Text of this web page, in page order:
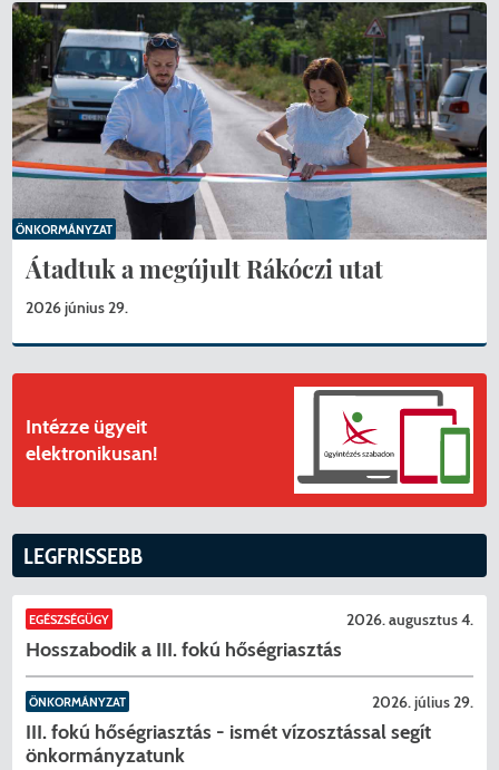
Átadtuk a megújult Rákóczi utat
2026 június 29.
ÖNKORMÁNYZAT
Intézze ügyeit
elektronikusan!
LEGFRISSEBB
EGÉSZSÉGÜGY 2026. augusztus 4.
Hosszabodik a III. fokú hőségriasztás
ÖNKORMÁNYZAT 2026. július 29.
III. fokú hőségriasztás - ismét vízosztással segít
önkormányzatunk